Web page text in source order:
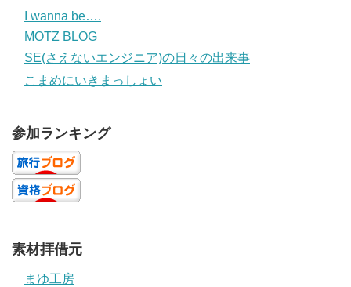
I wanna be….
MOTZ BLOG
SE(さえないエンジニア)の日々の出来事
こまめにいきまっしょい
参加ランキング
素材拝借元
まゆ工房